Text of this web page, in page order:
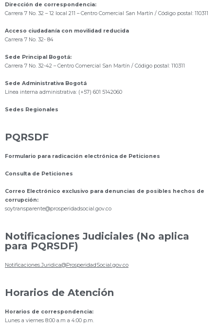
Dirección de correspondencia:
Carrera 7 No. 32 – 12 local 211 – Centro Comercial San Martín / Código postal: 110311
Acceso ciudadanía con movilidad reducida
Carrera 7 No. 32- 84
Sede Principal Bogotá:
Carrera 7 No. 32-42 – Centro Comercial San Martín / Código postal: 110311
Sede Administrativa Bogotá
Línea interna administrativa: (+57) 601 5142060
Sedes Regionales
PQRSDF
Formulario para radicación electrónica de Peticiones
Consulta de Peticiones
Correo Electrónico exclusivo para denuncias de posibles hechos de
corrupción:
soytransparente@prosperidadsocial.gov.co
Notificaciones Judiciales (No aplica
para PQRSDF)
Notificaciones.Juridica@ProsperidadSocial.gov.co
Horarios de Atención
Horarios de correspondencia:
Lunes a viernes 8:00 a.m a 4:00 p.m.